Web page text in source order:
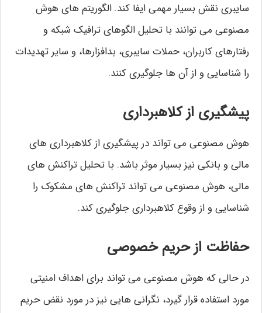
سایبری نقش بسیار مهمی ایفا کند. الگوریتم های هوش
مصنوعی می توانند با تحلیل الگوهای ترافیک شبکه و
رفتارهای کاربران، حملات سایبری، بدافزارها، و سایر تهدیدات
را شناسایی و از آن ها جلوگیری کنند.
پیشگیری از کلاهبرداری
هوش مصنوعی می تواند در پیشگیری از کلاهبرداری های
مالی و بانکی نیز بسیار موثر باشد. با تحلیل تراکنش های
مالی، هوش مصنوعی می تواند تراکنش های مشکوک را
شناسایی و از وقوع کلاهبرداری جلوگیری کند.
حفاظت از حریم خصوصی
در حالی که هوش مصنوعی می تواند برای اهداف امنیتی
مورد استفاده قرار گیرد، نگرانی هایی نیز در مورد نقض حریم